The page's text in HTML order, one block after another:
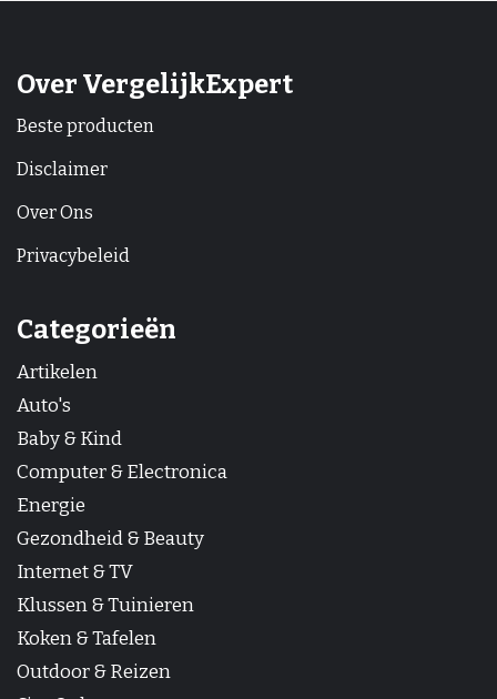
Over VergelijkExpert
Beste producten
Disclaimer
Over Ons
Privacybeleid
Categorieën
Artikelen
Auto's
Baby & Kind
Computer & Electronica
Energie
Gezondheid & Beauty
Internet & TV
Klussen & Tuinieren
Koken & Tafelen
Outdoor & Reizen